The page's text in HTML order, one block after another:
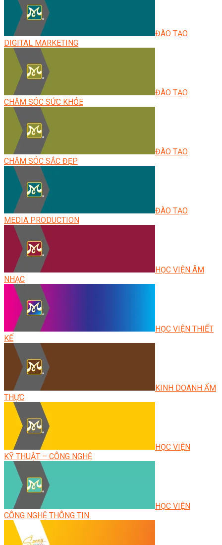
ĐÀO TẠO
DIGITAL MARKETING
ĐÀO TẠO
CHĂM SÓC SỨC KHỎE
ĐÀO TẠO
CHĂM SÓC SẮC ĐẸP
ĐÀO TẠO
MEDIA PRODUCTION
HỌC VIỆN ÂM
NHẠC
HỌC VIỆN THIẾT
KẾ
KINH DOANH ẨM
THỰC
HỌC VIỆN
KỸ THUẬT – CÔNG NGHỆ
HỌC VIỆN
CÔNG NGHỆ THÔNG TIN